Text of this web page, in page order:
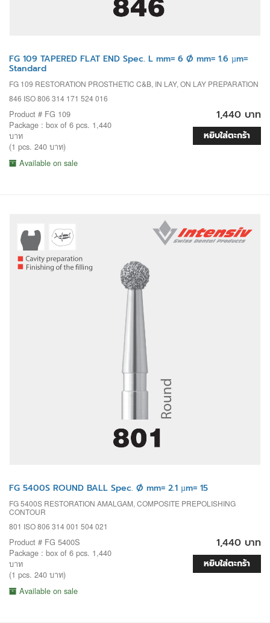
FG 109 TAPERED FLAT END Spec. L mm= 6 Ø mm= 1.6 µm=
Standard
FG 109 RESTORATION PROSTHETIC C&B, IN LAY, ON LAY PREPARATION
846 ISO 806 314 171 524 016
Product # FG 109
Package : box of 6 pcs. 1,440
บาท
(1 pcs. 240 บาท)
Available on sale
1,440 บาท
หยิบใส่ตะกร้า
FG 5400S ROUND BALL Spec. Ø mm= 2.1 µm= 15
FG 5400S RESTORATION AMALGAM, COMPOSITE PREPOLISHING
CONTOUR
801 ISO 806 314 001 504 021
Product # FG 5400S
Package : box of 6 pcs. 1,440
บาท
(1 pcs. 240 บาท)
Available on sale
1,440 บาท
หยิบใส่ตะกร้า